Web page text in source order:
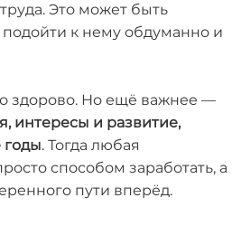
Это может быть
к нему обдуманно и
здорово. Но ещё важнее —
интересы и развитие,
годы. Тогда любая
способом заработать, а
пути вперёд.